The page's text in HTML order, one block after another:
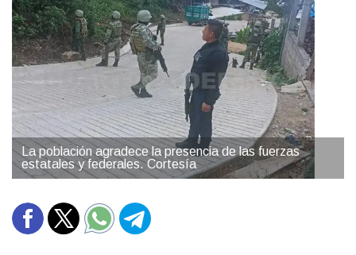
La población agradece la presencia de las fuerzas
estatales y federales. Cortesía